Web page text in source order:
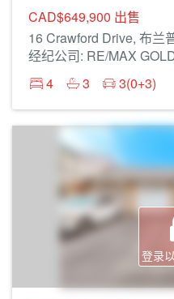
CAD$649,900 出售
16 Crawford Drive, 布兰
经纪公司: RE/MAX
4
3 3(0+3)
登录